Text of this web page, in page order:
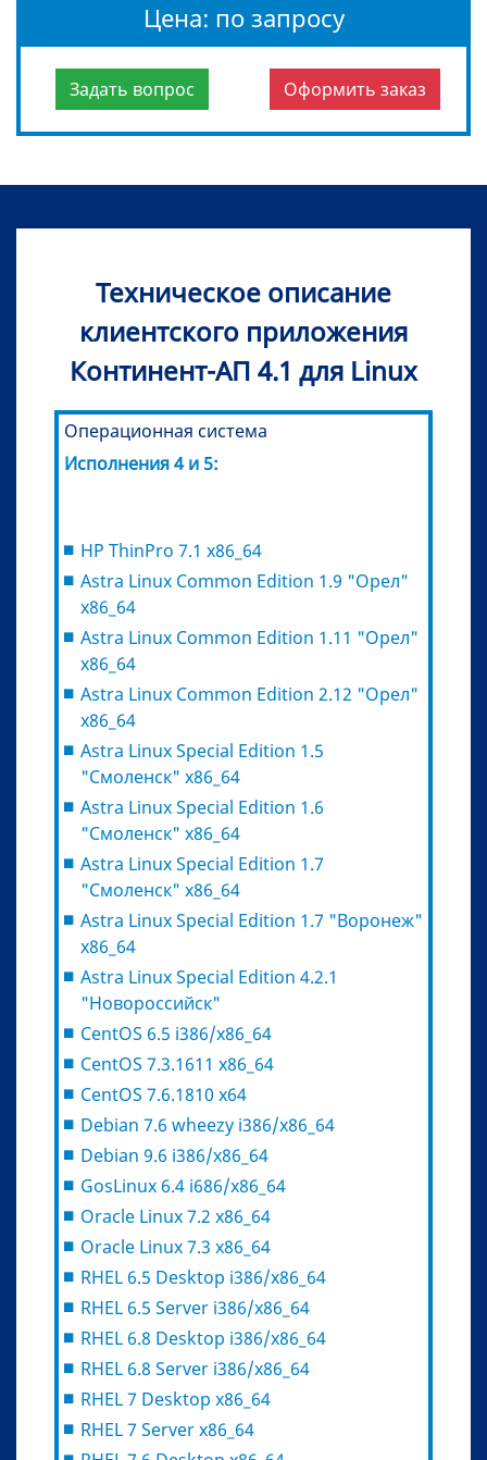
Цена: по запросу
Задать вопрос Оформить заказ
Техническое описание
клиентского приложения
Континент-АП 4.1 для Linux
Операционная система
Исполнения 4 и 5:
HP ThinPro 7.1 x86_64
Astra Linux Common Edition 1.9 "Орел"
х86_64
Astra Linux Common Edition 1.11 "Орел"
х86_64
Astra Linux Common Edition 2.12 "Орел"
х86_64
Astra Linux Special Edition 1.5
"Смоленск" х86_64
Astra Linux Special Edition 1.6
"Смоленск" х86_64
Astra Linux Special Edition 1.7
"Смоленск" х86_64
Astra Linux Special Edition 1.7 "Воронеж"
х86_64
Astra Linux Special Edition 4.2.1
"Новороссийск"
CentOS 6.5 i386/x86_64
CentOS 7.3.1611 x86_64
CentOS 7.6.1810 x64
Debian 7.6 wheezy i386/x86_64
Debian 9.6 i386/x86_64
GosLinux 6.4 i686/x86_64
Oracle Linux 7.2 x86_64
Oracle Linux 7.3 x86_64
RHEL 6.5 Desktop i386/x86_64
RHEL 6.5 Server i386/x86_64
RHEL 6.8 Desktop i386/x86_64
RHEL 6.8 Server i386/x86_64
RHEL 7 Desktop x86_64
RHEL 7 Server x86_64